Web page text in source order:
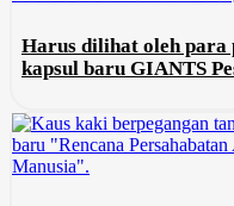
Harus dilihat oleh para
kapsul baru GIANTS